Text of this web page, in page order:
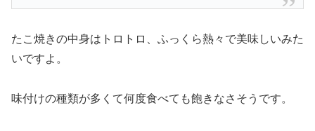
たこ焼きの中身はトロトロ、ふっくら熱々で美味しいみた
いですよ。
味付けの種類が多くて何度食べても飽きなさそうです。